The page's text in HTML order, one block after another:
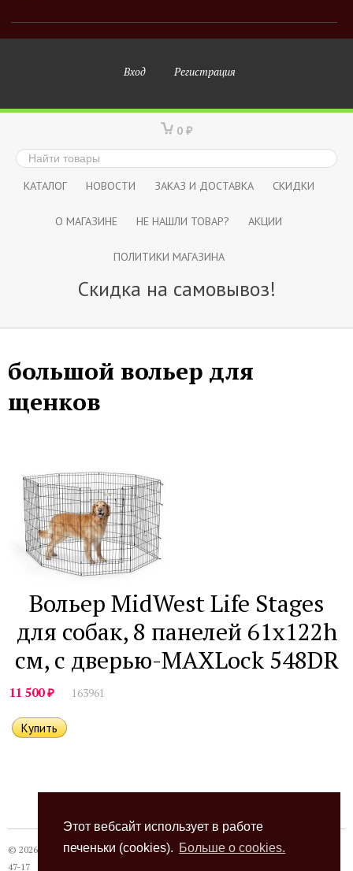
Этот вебсайт использует в работе
печеньки (cookies). Больше о cookies.
Вход Регистрация
0 ₽
КАТАЛОГ НОВОСТИ ЗАКАЗ И ДОСТАВКА СКИДКИ
О МАГАЗИНЕ НЕ НАШЛИ ТОВАР? АКЦИИ
ПОЛИТИКИ МАГАЗИНА
Скидка на самовывоз!
большой вольер для
щенков
Вольер MidWest Life Stages
для собак, 8 панелей 61х122h
см, с дверью-MAXLock 548DR
11 500₽ 163961
© 2026 Термокот, +7 (863) 24-28-999 +7 (989) 620-
47-17